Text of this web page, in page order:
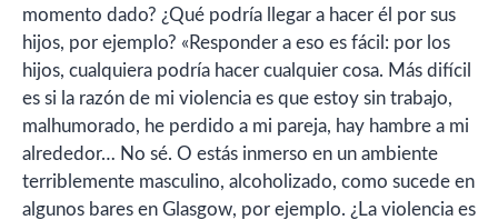
momento dado? ¿Qué podría llegar a hacer él por sus
hijos, por ejemplo? «Responder a eso es fácil: por los
hijos, cualquiera podría hacer cualquier cosa. Más difícil
es si la razón de mi violencia es que estoy sin trabajo,
malhumorado, he perdido a mi pareja, hay hambre a mi
alrededor… No sé. O estás inmerso en un ambiente
terriblemente masculino, alcoholizado, como sucede en
algunos bares en Glasgow, por ejemplo. ¿La violencia es